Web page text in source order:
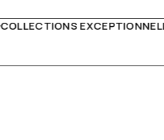
DE STYLE PAR AUDREY B